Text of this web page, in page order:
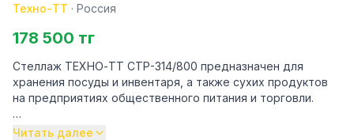
Техно-ТТ · Россия
178 500 тг
Стеллаж ТЕХНО-ТТ СТР-314/800 предназначен для
хранения посуды и инвентаря, а также сухих продуктов
на предприятиях общественного питания и торговли.
Особенности:
Читать далее